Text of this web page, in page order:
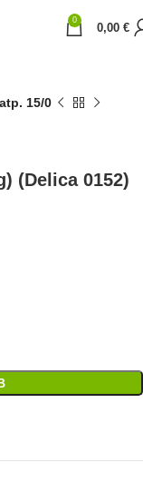
0
0,00 €
15/0
(Delica 0152)